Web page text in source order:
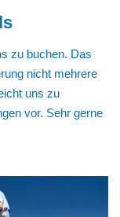
zu buchen. Das
nicht mehrere
uns zu
vor. Sehr gerne